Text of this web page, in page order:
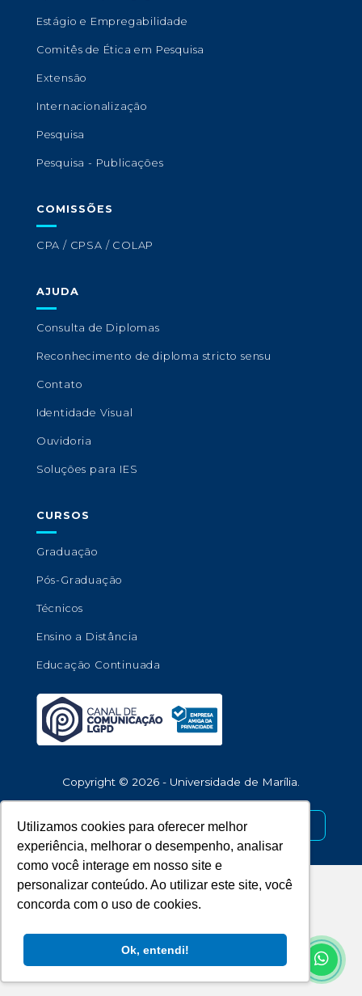
Utilizamos cookies para oferecer melhor
experiência, melhorar o desempenho, analisar
como você interage em nosso site e
personalizar conteúdo. Ao utilizar este site, você
concorda com o uso de cookies.
Ok, entendi!
Estágio e Empregabilidade
Comitês de Ética em Pesquisa
Extensão
Internacionalização
Pesquisa
Pesquisa - Publicações
COMISSÕES
CPA / CPSA / COLAP
AJUDA
Consulta de Diplomas
Reconhecimento de diploma stricto sensu
Contato
Identidade Visual
Ouvidoria
Soluções para IES
CURSOS
Graduação
Pós-Graduação
Técnicos
Ensino a Distância
Educação Continuada
Copyright © 2026 - Universidade de Marília.
Desenvolvido por